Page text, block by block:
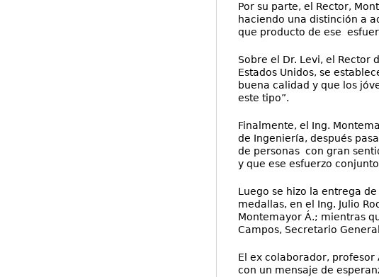
Por su parte, el Rector,
haciendo una distinción a
que producto de ese
Sobre el Dr. Levi, el Rector
Estados Unidos, se
buena calidad y que los
este tipo”.
Finalmente, el Ing.
de Ingeniería, después
de personas con gran
y que ese esfuerzo
Luego se hizo la entrega
medallas, en el Ing. Julio
Montemayor Á.; mientras
Campos, Secretario
El ex colaborador, profesor
con un mensaje de